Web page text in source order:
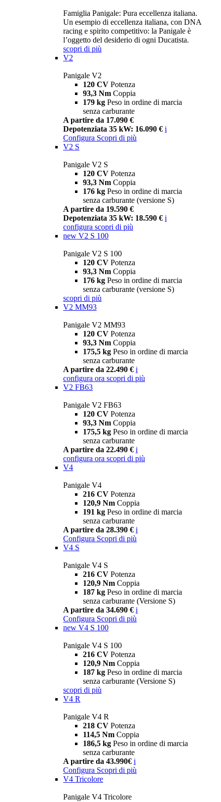
Famiglia Panigale: Pura eccellenza italiana.
Un esempio di eccellenza italiana, con DNA
racing e spirito competitivo: la Panigale è
l’oggetto del desiderio di ogni Ducatista.
scopri di più
V2
Panigale V2
120 CV Potenza
93,3 Nm Coppia
179 kg Peso in ordine di marcia
senza carburante
A partire da 17.090 €
Depotenziata 35 kW: 16.090 € i
Configura Scopri di più
V2 S
Panigale V2 S
120 CV Potenza
93,3 Nm Coppia
176 kg Peso in ordine di marcia
senza carburante (versione S)
A partire da 19.590 €
Depotenziata 35 kW: 18.590 € i
configura scopri di più
new V2 S 100
Panigale V2 S 100
120 CV Potenza
93,3 Nm Coppia
176 kg Peso in ordine di marcia
senza carburante (versione S)
scopri di più
V2 MM93
Panigale V2 MM93
120 CV Potenza
93,3 Nm Coppia
175,5 kg Peso in ordine di marcia
senza carburante
A partire da 22.490 € i
configura ora scopri di più
V2 FB63
Panigale V2 FB63
120 CV Potenza
93,3 Nm Coppia
175,5 kg Peso in ordine di marcia
senza carburante
A partire da 22.490 € i
configura ora scopri di più
V4
Panigale V4
216 CV Potenza
120,9 Nm Coppia
191 kg Peso in ordine di marcia
senza carburante
A partire da 28.390 € i
Configura Scopri di più
V4 S
Panigale V4 S
216 CV Potenza
120,9 Nm Coppia
187 kg Peso in ordine di marcia
senza carburante (Versione S)
A partire da 34.690 € i
Configura Scopri di più
new V4 S 100
Panigale V4 S 100
216 CV Potenza
120,9 Nm Coppia
187 kg Peso in ordine di marcia
senza carburante (Versione S)
scopri di più
V4 R
Panigale V4 R
218 CV Potenza
114,5 Nm Coppia
186,5 kg Peso in ordine di marcia
senza carburante
A partire da 43.990€ i
Configura Scopri di più
V4 Tricolore
Panigale V4 Tricolore